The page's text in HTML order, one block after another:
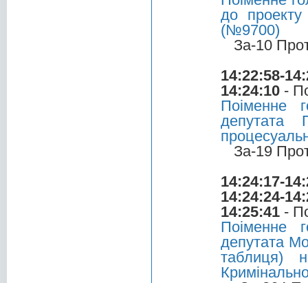
до проекту
(№9700)
За-10
14:22:58-
14:24:10 -
Поіменне
депутата
За-19
14:24:17-
14:24:24-
14:25:41 -
Поіменне
депутата
таблиця)